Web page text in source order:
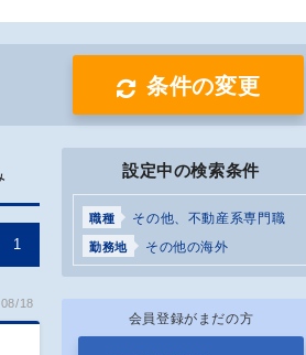
条件の変更
1
18
設定中の検索条件
職種 その他、不動産系専門職
勤務地 その他の海外
会員登録がまだの方